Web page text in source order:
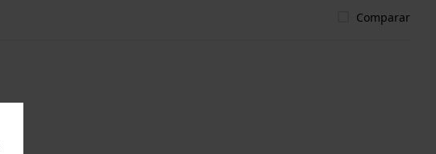
Comparar